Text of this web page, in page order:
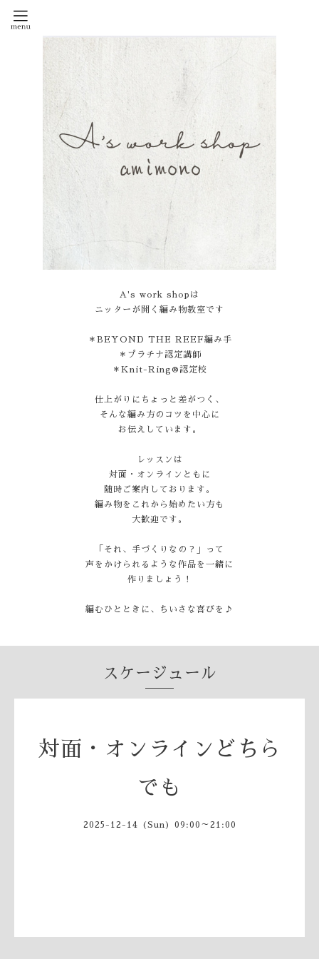
A's work shopは
ニッターが開く編み物教室です
＊BEYOND THE REEF編み手
＊プラチナ認定講師
＊Knit-Ring®認定校
仕上がりにちょっと差がつく、
そんな編み方のコツを中心に
お伝えしています。
レッスンは
対面・オンラインともに
随時ご案内しております。
編み物をこれから始めたい方も
大歓迎です。
「それ、手づくりなの？」って
声をかけられるような作品を一緒に
作りましょう！
編むひとときに、ちいさな喜びを♪
スケージュール
対面・オンラインどちら
でも
2025-12-14 (Sun) 09:00～21:00